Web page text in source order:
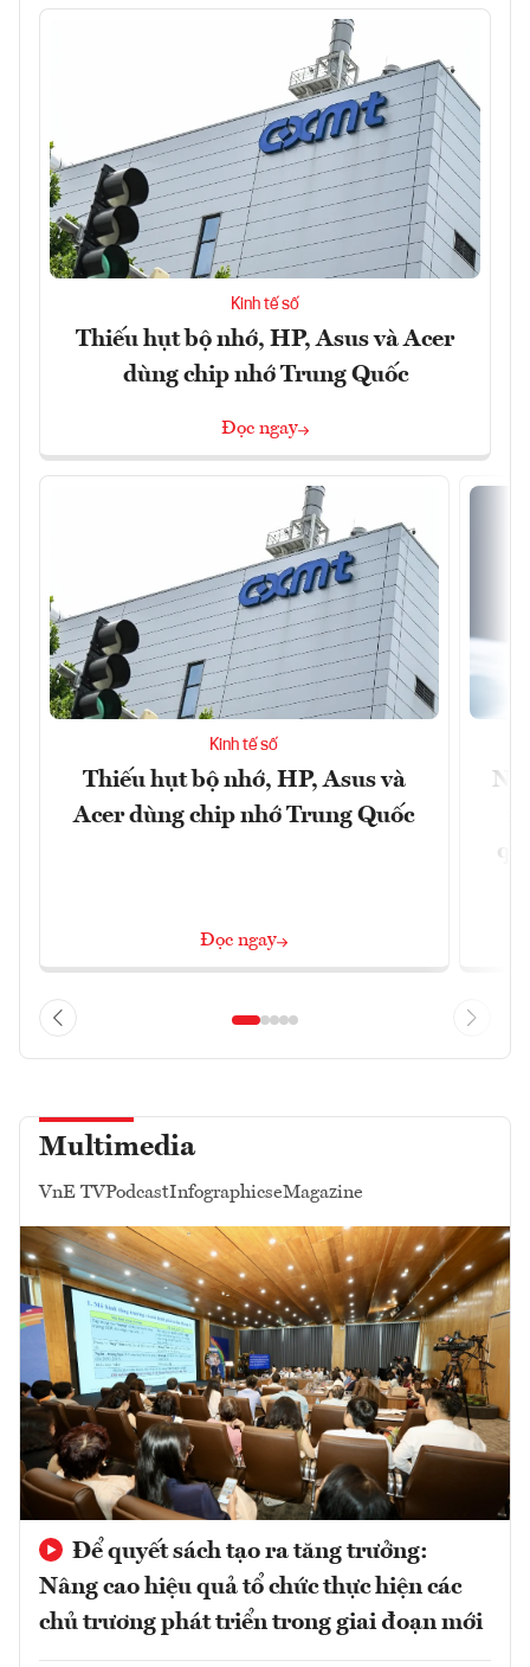
Kinh tế số
Thiếu hụt bộ nhớ, HP, Asus và Acer
dùng chip nhớ Trung Quốc
Đọc ngay
Kinh tế số
Thiếu hụt bộ nhớ, HP, Asus và
Acer dùng chip nhớ Trung Quốc
Đọc ngay
Multimedia
VnE TVPodcastInfographicseMagazine
Để quyết sách tạo ra tăng trưởng:
Nâng cao hiệu quả tổ chức thực hiện các
chủ trương phát triển trong giai đoạn mới